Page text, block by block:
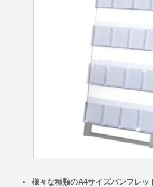
様々な種類のA4サイズパンフレ